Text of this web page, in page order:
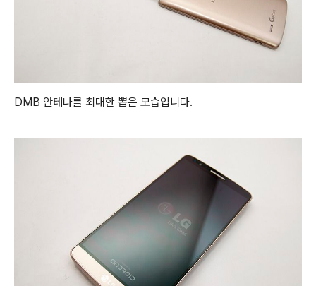
DMB 안테나를 최대한 뽑은 모습입니다.